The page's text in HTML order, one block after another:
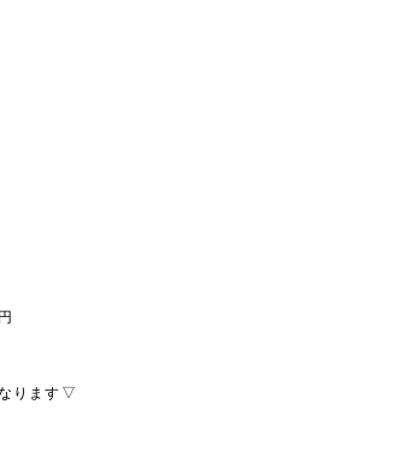
ります▽